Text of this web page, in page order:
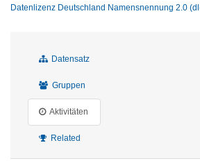
Datenlizenz Deutschland Namensnennung 2.0
Datensatz
Gruppen
Aktivitäten
Related